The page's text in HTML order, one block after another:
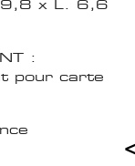
9,8 x L. 6,6
:
pour carte